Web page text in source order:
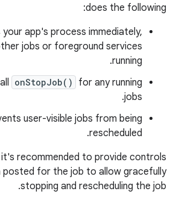
does the following:
your app's process immediately,
jobs or foreground services
running.
onStopJob()
for any running
jobs.
user-visible jobs from being
rescheduled.
recommended to provide controls
for the job to allow gracefully
stopping and rescheduling the job.